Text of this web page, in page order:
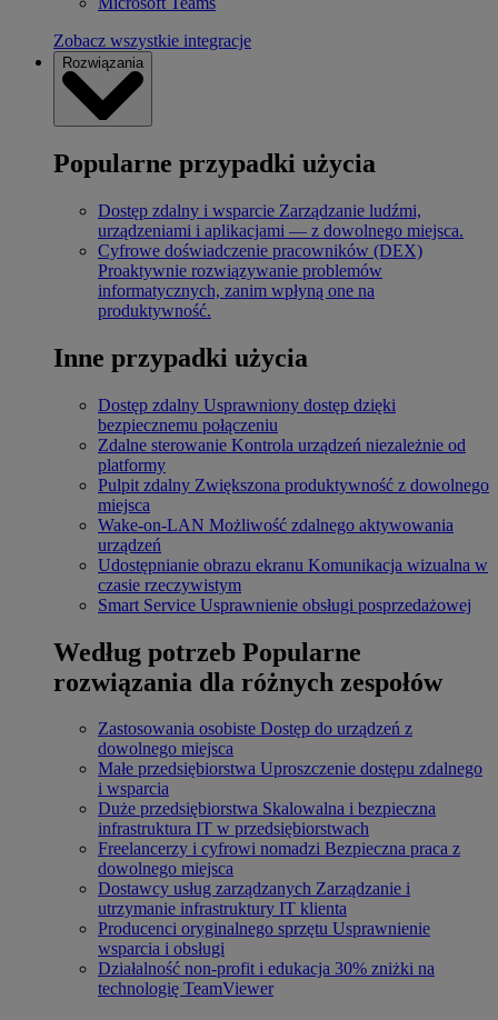
Zobacz wszystkie integracje
Rozwiązania
Popularne przypadki użycia
Dostęp zdalny i wsparcie Zarządzanie ludźmi,
urządzeniami i aplikacjami — z dowolnego miejsca.
Cyfrowe doświadczenie pracowników (DEX)
Proaktywnie rozwiązywanie problemów
informatycznych, zanim wpłyną one na
produktywność.
Inne przypadki użycia
Dostęp zdalny Usprawniony dostęp dzięki
bezpiecznemu połączeniu
Zdalne sterowanie Kontrola urządzeń niezależnie od
platformy
Pulpit zdalny Zwiększona produktywność z dowolnego
miejsca
Wake-on-LAN Możliwość zdalnego aktywowania
urządzeń
Udostępnianie obrazu ekranu Komunikacja wizualna w
czasie rzeczywistym
Smart Service Usprawnienie obsługi posprzedażowej
Według potrzeb Popularne
rozwiązania dla różnych zespołów
Zastosowania osobiste Dostęp do urządzeń z
dowolnego miejsca
Małe przedsiębiorstwa Uproszczenie dostępu zdalnego
i wsparcia
Duże przedsiębiorstwa Skalowalna i bezpieczna
infrastruktura IT w przedsiębiorstwach
Freelancerzy i cyfrowi nomadzi Bezpieczna praca z
dowolnego miejsca
Dostawcy usług zarządzanych Zarządzanie i
utrzymanie infrastruktury IT klienta
Producenci oryginalnego sprzętu Usprawnienie
wsparcia i obsługi
Działalność non-profit i edukacja 30% zniżki na
technologię TeamViewer